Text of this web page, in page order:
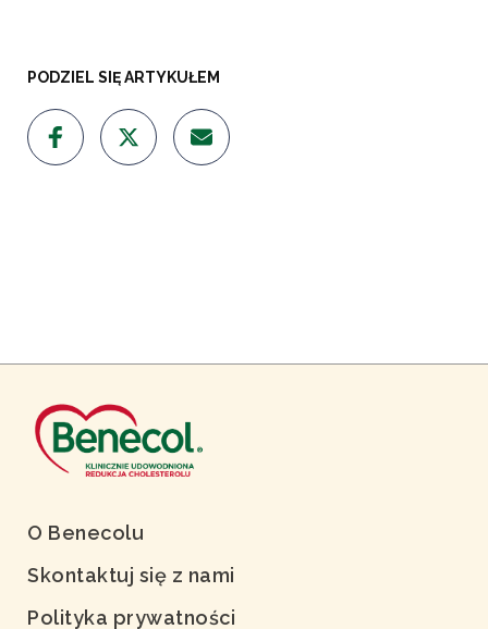
PODZIEL SIĘ ARTYKUŁEM
O Benecolu
Skontaktuj się z nami
Polityka prywatności